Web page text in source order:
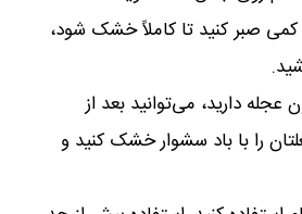
کمی صبر کنید تا کاملاً خشک شود،
عجله دارید، می‌توانید بعد از
را با باد سشوار خشک کنید و